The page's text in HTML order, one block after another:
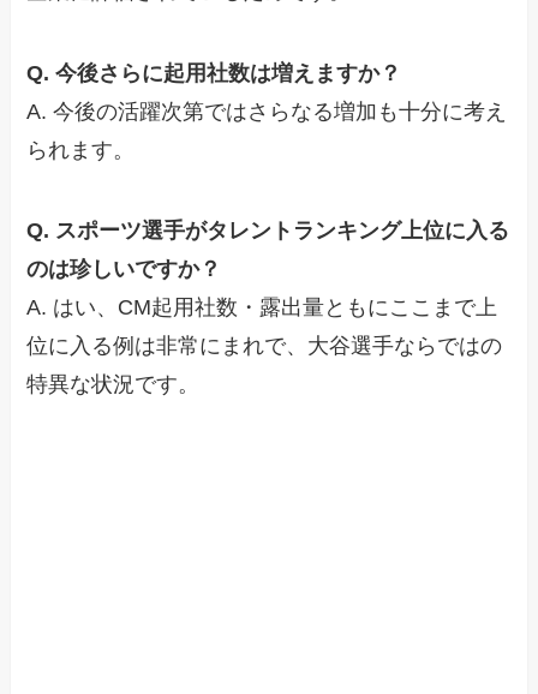
Q. 今後さらに起用社数は増えますか？
A. 今後の活躍次第ではさらなる増加も十分に考え
られます。
Q. スポーツ選手がタレントランキング上位に入る
のは珍しいですか？
A. はい、CM起用社数・露出量ともにここまで上
位に入る例は非常にまれで、大谷選手ならではの
特異な状況です。